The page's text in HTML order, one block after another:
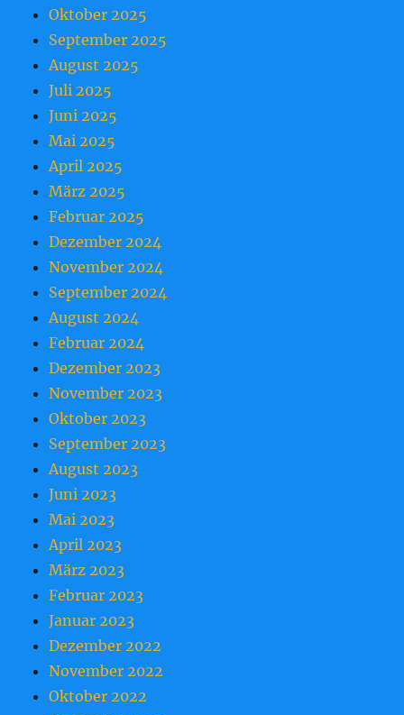
Oktober 2025
September 2025
August 2025
Juli 2025
Juni 2025
Mai 2025
April 2025
März 2025
Februar 2025
Dezember 2024
November 2024
September 2024
August 2024
Februar 2024
Dezember 2023
November 2023
Oktober 2023
September 2023
August 2023
Juni 2023
Mai 2023
April 2023
März 2023
Februar 2023
Januar 2023
Dezember 2022
November 2022
Oktober 2022